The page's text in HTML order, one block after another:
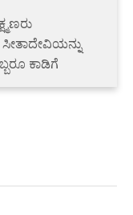
ಸೀತಾದೇವಿಯನ್ನು
ಕಾಡಿಗೆ